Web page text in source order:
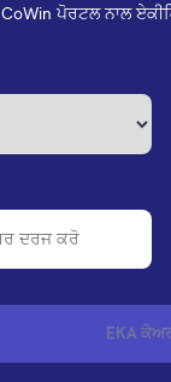
ਪੋਰਟਲ ਨਾਲ
EKA